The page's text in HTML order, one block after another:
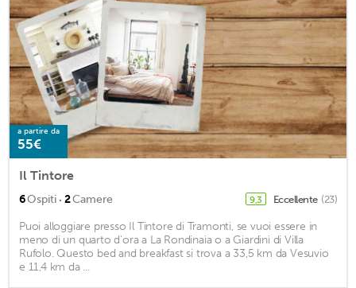
a partire da
55€
Il Tintore
6Ospiti · 2Camere 9,3 Eccellente (23)
Puoi alloggiare presso Il Tintore di Tramonti, se vuoi essere in
meno di un quarto d'ora a La Rondinaia o a Giardini di Villa
Rufolo. Questo bed and breakfast si trova a 33,5 km da Vesuvio
e 11,4 km da ...